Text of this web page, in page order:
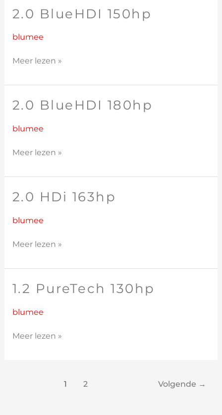
2.0 BlueHDI 150hp
blumee
2.0
150hp
Meer lezen »
2.0 BlueHDI 180hp
blumee
2.0
180hp
Meer lezen »
2.0 HDi 163hp
blumee
2.0
163hp
Meer lezen »
1.2 PureTech 130hp
blumee
1.2
130hp
Meer lezen »
1 2 Volgende →